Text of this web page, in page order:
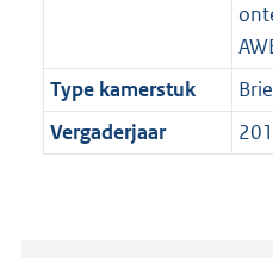
Type kamerstuk
Vergaderjaar